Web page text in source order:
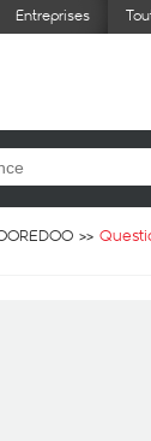
Entreprises